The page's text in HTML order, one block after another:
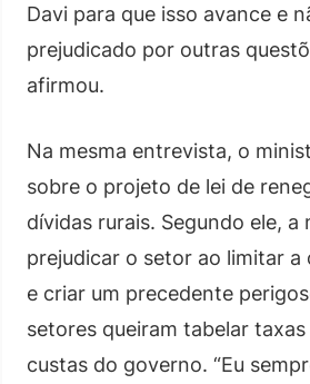
Davi para que isso avance e
prejudicado por outras
afirmou.
Na mesma entrevista, o
sobre o projeto de lei de
dívidas rurais. Segundo ele, a
prejudicar o setor ao limitar
e criar um precedente
setores queiram tabelar
custas do governo. “Eu